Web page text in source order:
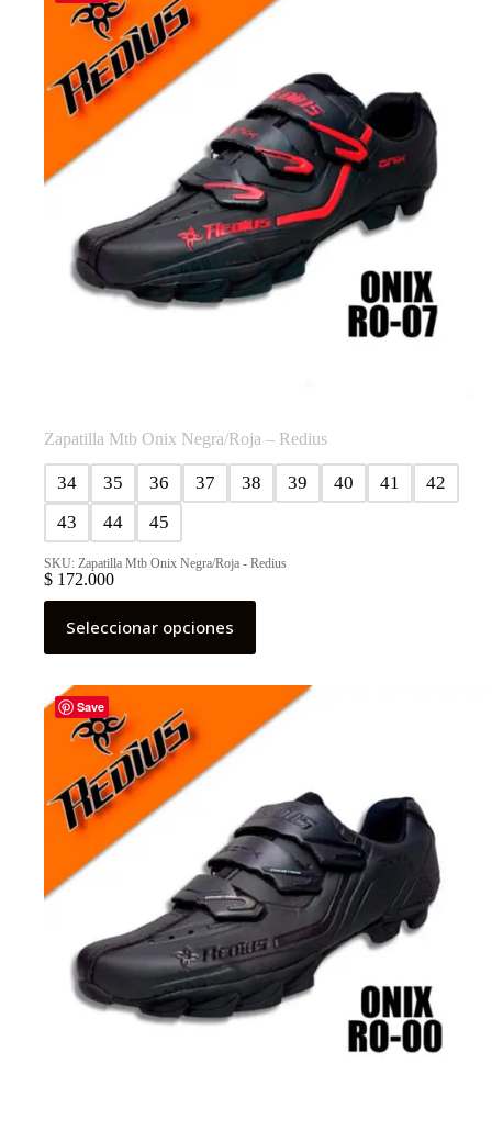
Zapatilla Mtb Onix Negra/Roja – Redius
34 35 36 37 38 39 40 41
42
43
44 45
SKU: Zapatilla Mtb Onix Negra/Roja - Redius
$ 172.000
Seleccionar opciones
Este
producto
tiene
variantes.
Las
opciones
elegir
en
producto
Save